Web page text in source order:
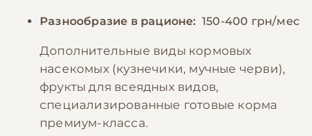
Разнообразие в рационе: 150-400 грн/мес
Дополнительные виды кормовых
насекомых (кузнечики, мучные черви),
фрукты для всеядных видов,
специализированные готовые корма
премиум-класса.